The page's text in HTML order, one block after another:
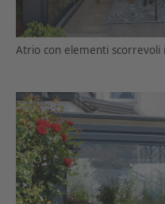
Atrio con elementi scorrevoli